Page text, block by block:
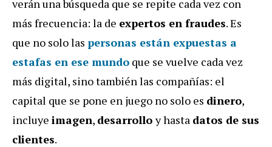
verán una búsqueda que se repite cada vez con
más frecuencia: la de expertos en fraudes. Es
que no solo las personas están expuestas a
estafas en ese mundo que se vuelve cada vez
más digital, sino también las compañías: el
capital que se pone en juego no solo es dinero,
incluye imagen, desarrolloy hasta datos de sus
clientes.